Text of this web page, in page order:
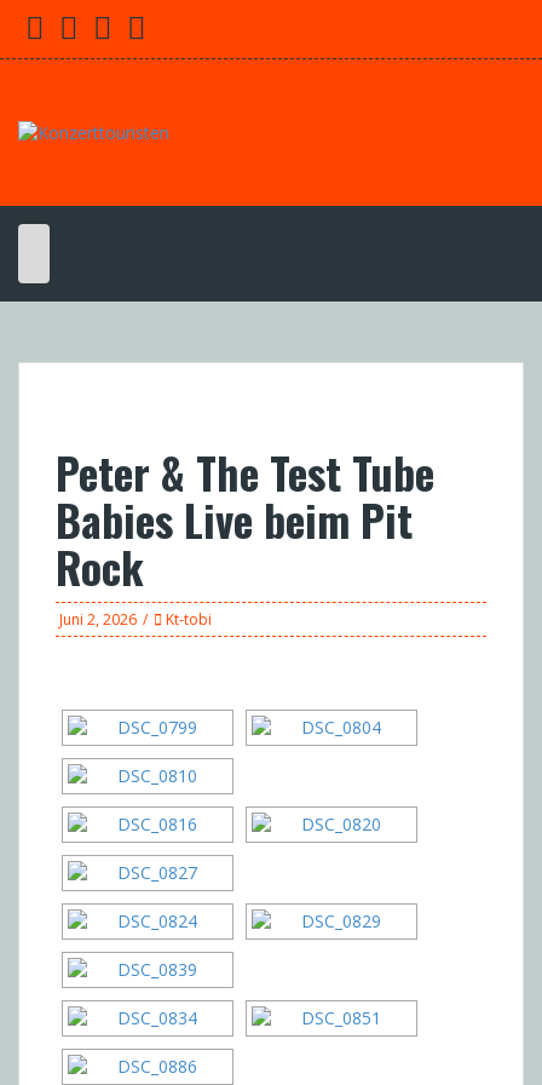
content
FacebookYoutube
Twitter
Peter & The Test Tube
Babies Live beim Pit
Rock
Juni 2, 2026 Kt-tobi